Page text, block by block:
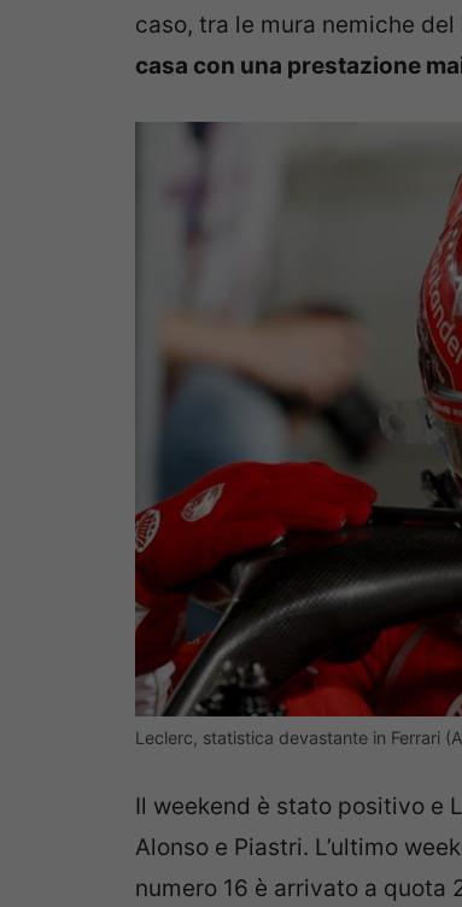
caso, tra le mura nemiche del
casa con una prestazione
Leclerc, statistica devastante in Ferrari
Il weekend è stato positivo e
Alonso e Piastri. L’ultimo
numero 16 è arrivato a quota